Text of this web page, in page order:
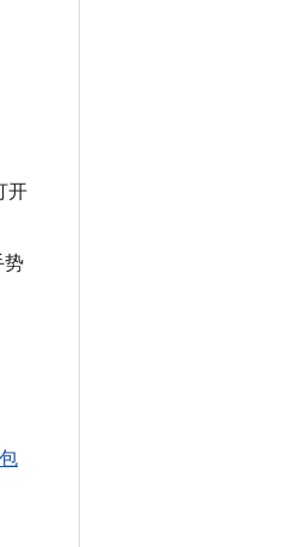
开
势